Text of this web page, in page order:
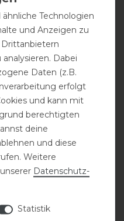
DeNiro Superior
Stiefeltasche
98,00 € *
ARTIKEL MERKEN
Technologien
und Anzeigen zu
Drittanbietern
Dabei
Daten (z.B.
erfolgt
und kann mit
berechtigten
deine
und diese
Weitere
Daten­schutz­
Statistik